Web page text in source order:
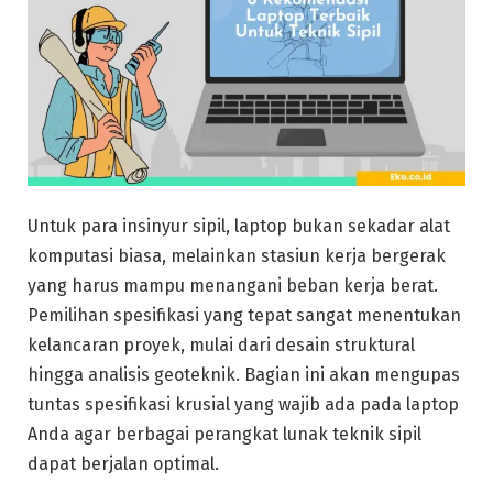
Untuk para insinyur sipil, laptop bukan sekadar alat
komputasi biasa, melainkan stasiun kerja bergerak
yang harus mampu menangani beban kerja berat.
Pemilihan spesifikasi yang tepat sangat menentukan
kelancaran proyek, mulai dari desain struktural
hingga analisis geoteknik. Bagian ini akan mengupas
tuntas spesifikasi krusial yang wajib ada pada laptop
Anda agar berbagai perangkat lunak teknik sipil
dapat berjalan optimal.